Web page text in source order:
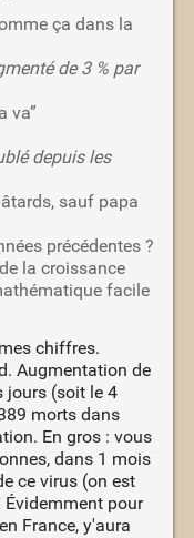
ça dans la
de 3 % par
va”
depuis les
sauf papa
précédentes ?
la croissance
facile
chiffres.
Augmentation de
jours (soit le 4
morts dans
En gros : vous
dans 1 mois
ce virus (on est
pour
France, y'aura